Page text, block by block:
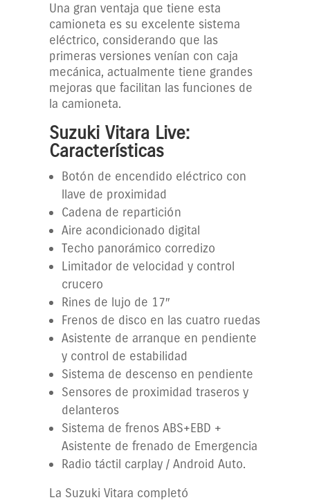
Una gran ventaja que tiene esta
camioneta es su excelente sistema
eléctrico, considerando que las
primeras versiones venían con caja
mecánica, actualmente tiene grandes
mejoras que facilitan las funciones de
la camioneta.
Suzuki Vitara Live:
Características
Botón de encendido eléctrico con
llave de proximidad
Cadena de repartición
Aire acondicionado digital
Techo panorámico corredizo
Limitador de velocidad y control
crucero
Rines de lujo de 17″
Frenos de disco en las cuatro ruedas
Asistente de arranque en pendiente
y control de estabilidad
Sistema de descenso en pendiente
Sensores de proximidad traseros y
delanteros
Sistema de frenos ABS+EBD +
Asistente de frenado de Emergencia
Radio táctil carplay / Android Auto.
La Suzuki Vitara completó